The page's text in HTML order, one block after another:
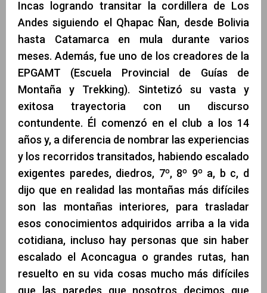
Incas logrando transitar la cordillera de Los
Andes siguiendo el Qhapac Ñan, desde Bolivia
hasta Catamarca en mula durante varios
meses. Además, fue uno de los creadores de la
EPGAMT (Escuela Provincial de Guías de
Montaña y Trekking). Sintetizó su vasta y
exitosa trayectoria con un discurso
contundente. Él comenzó en el club a los 14
años y, a diferencia de nombrar las experiencias
y los recorridos transitados, habiendo escalado
exigentes paredes, diedros, 7º, 8º 9º a, b c, d
dijo que en realidad las montañas más difíciles
son las montañas interiores, para trasladar
esos conocimientos adquiridos arriba a la vida
cotidiana, incluso hay personas que sin haber
escalado el Aconcagua o grandes rutas, han
resuelto en su vida cosas mucho más difíciles
que las paredes que nosotros decimos que